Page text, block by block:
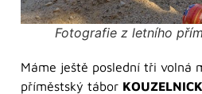
Fotografie z letního
Máme ještě poslední tři volná
příměstský tábor